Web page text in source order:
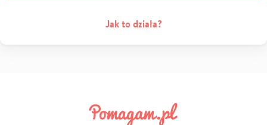
Jak to działa?